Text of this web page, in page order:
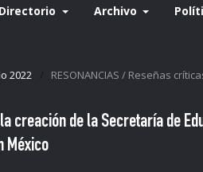
Directorio Archivo
2022 / RESONANCIAS / Reseñas
creación de la Secretaría de
México